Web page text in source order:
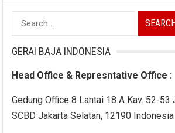
Search
for:
GERAI BAJA INDONESIA
Head Office & Represntative Office :
Gedung Office 8 Lantai 18 A Kav. 52-53
SCBD Jakarta Selatan, 12190 Indonesia